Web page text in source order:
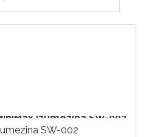
Izumezina SW-002
SW-002